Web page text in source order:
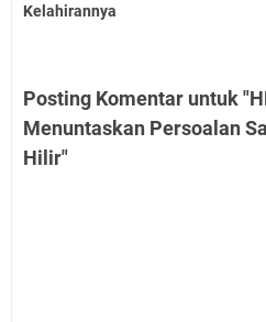
Kelahirannya
Posting Komentar untuk
Menuntaskan Persoalan
Hilir"